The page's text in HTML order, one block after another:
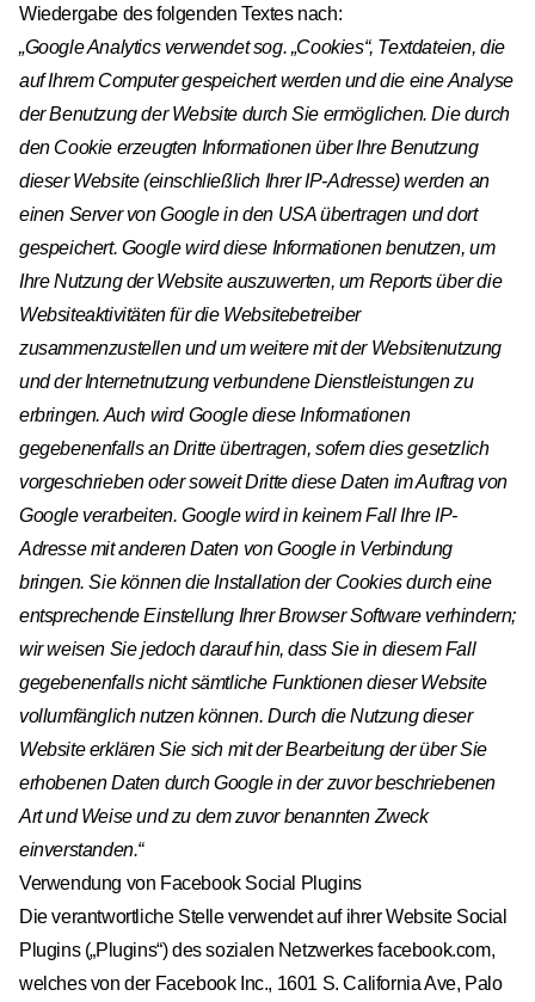
Wiedergabe des folgenden Textes nach:
„Google Analytics verwendet sog. „Cookies“, Textdateien, die
auf Ihrem Computer gespeichert werden und die eine Analyse
der Benutzung der Website durch Sie ermöglichen. Die durch
den Cookie erzeugten Informationen über Ihre Benutzung
dieser Website (einschließlich Ihrer IP-Adresse) werden an
einen Server von Google in den USA übertragen und dort
gespeichert. Google wird diese Informationen benutzen, um
Ihre Nutzung der Website auszuwerten, um Reports über die
Websiteaktivitäten für die Websitebetreiber
zusammenzustellen und um weitere mit der Websitenutzung
und der Internetnutzung verbundene Dienstleistungen zu
erbringen. Auch wird Google diese Informationen
gegebenenfalls an Dritte übertragen, sofern dies gesetzlich
vorgeschrieben oder soweit Dritte diese Daten im Auftrag von
Google verarbeiten. Google wird in keinem Fall Ihre IP-
Adresse mit anderen Daten von Google in Verbindung
bringen. Sie können die Installation der Cookies durch eine
entsprechende Einstellung Ihrer Browser Software verhindern;
wir weisen Sie jedoch darauf hin, dass Sie in diesem Fall
gegebenenfalls nicht sämtliche Funktionen dieser Website
vollumfänglich nutzen können. Durch die Nutzung dieser
Website erklären Sie sich mit der Bearbeitung der über Sie
erhobenen Daten durch Google in der zuvor beschriebenen
Art und Weise und zu dem zuvor benannten Zweck
einverstanden.“
Verwendung von Facebook Social Plugins
Die verantwortliche Stelle verwendet auf ihrer Website Social
Plugins („Plugins“) des sozialen Netzwerkesfacebook.com,
welches von der Facebook Inc., 1601 S. California Ave, Palo